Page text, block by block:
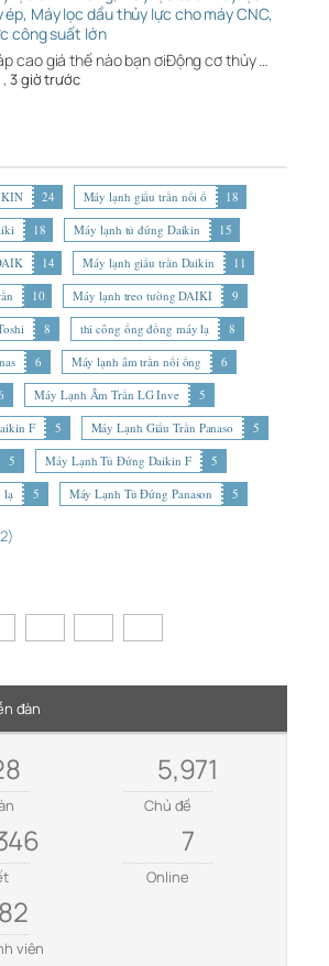
Máy lọc dầu thủy lực cho máy CNC,
công suất lớn
cao giá thế nào bạn ơiĐộng cơ thủy …
, 3 giờ trước
24 Máy lạnh giấu trần nối ố
18
18 Máy lạnh tủ đứng Daikin
15
14 Máy lạnh giấu trần Daikin
11
10 Máy lạnh treo tường DAIKI
9
8 thi công ống đồng máy lạ
8
6 Máy lạnh âm trần nối ống
6
Máy Lạnh Âm Trần LG Inve
5
F
5 Máy Lạnh Giấu Trần Panaso
5
5 Máy Lạnh Tủ Đứng Daikin F
5
lạ
5 Máy Lạnh Tủ Đứng Panason 5
đàn
5,971
Chủ đề
7
Online
viên